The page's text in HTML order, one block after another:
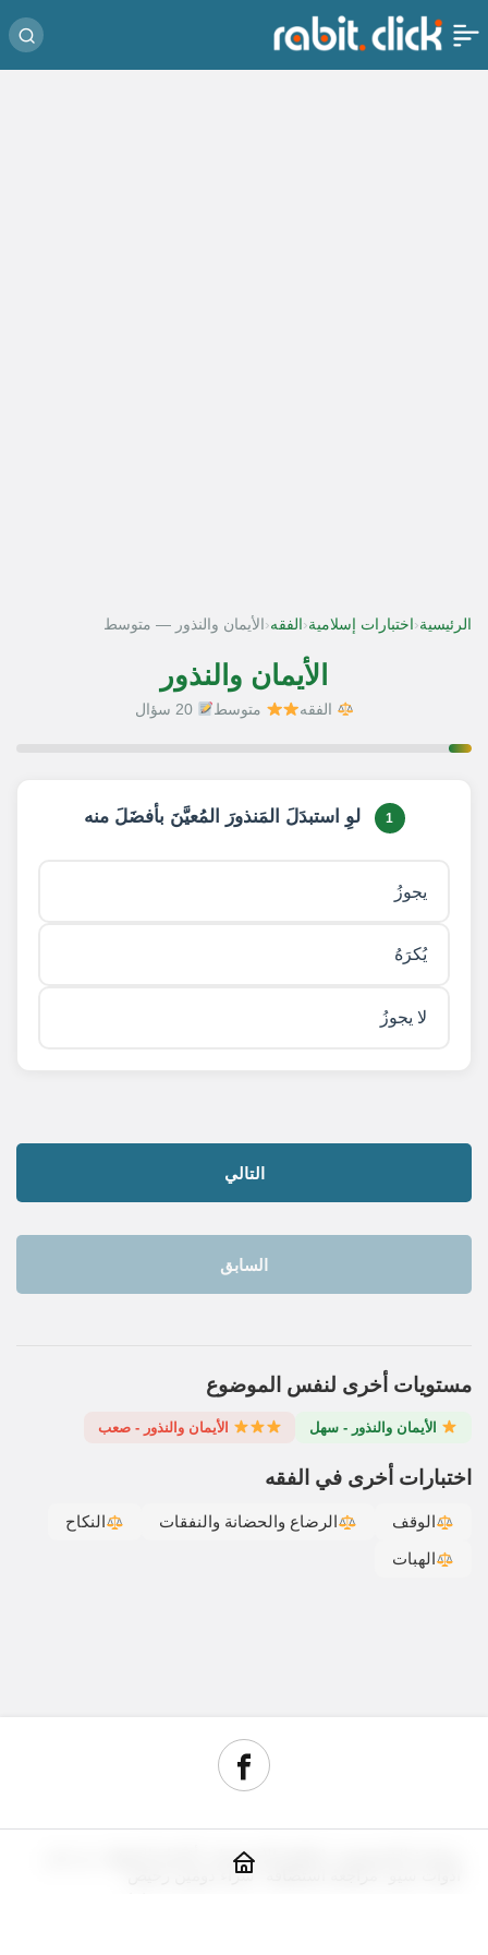
الرئيسية‹ اختبارات إسلامية‹ الفقه‹ الأيمان والنذور — متوسط
الأيمان والنذور
الفقه متوسط 20 سؤال
1 لوِ استبدَلَ المَنذورَ المُعيَّنَ بأفضَلَ منه
يجوزُ
يُكرَهُ
لا يجوزُ
السابق
التالي
مستويات أخرى لنفس الموضوع
الأيمان والنذور - سهل الأيمان والنذور - صعب
اختبارات أخرى في الفقه
الوقف الرضاع والحضانة والنفقات
النكاح
الهبات
اتفاقية الاستخدام
شراء دومين رخيص